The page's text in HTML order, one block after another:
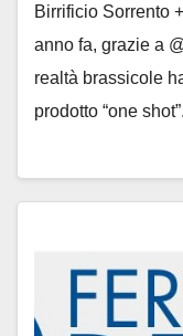
Birrificio Sorrento
anno fa, grazie a
realtà brassicole
prodotto “one